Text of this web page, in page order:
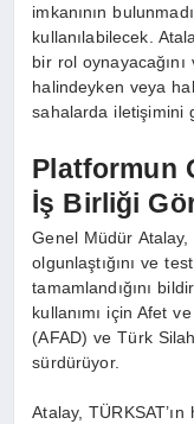
imkanının
kullanılabilecek.
bir rol
halindeyken veya
sahalarda iletişimini
Platformun
İş Birliği
Genel Müdür
olgunlaştığını ve
tamamlandığını
kullanımı için Afet
(AFAD) ve Türk
sürdürüyor.
Atalay,